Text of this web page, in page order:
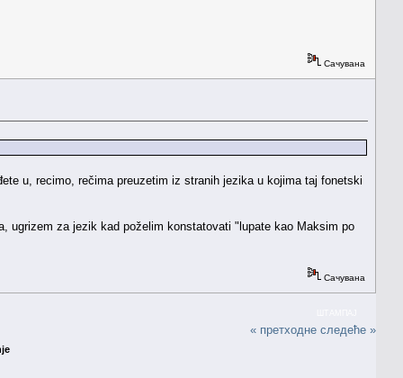
Сачувана
u, recimo, rečima preuzetim iz stranih jezika u kojima taj fonetski
ugrizem za jezik kad poželim konstatovati "lupate kao Maksim po
Сачувана
« претходне следеће »